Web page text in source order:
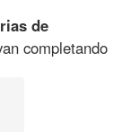
de
completando